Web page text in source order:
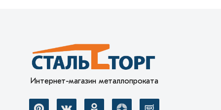
Интернет-магазин металлопроката